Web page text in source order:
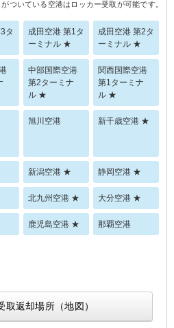
がついている空港はロッカー受取が可能です。
タ
成田空港 第1タ
ーミナル ★
成田空港 第2タ
ーミナル ★
中部国際空港
第2ターミナ
ル ★
関西国際空港
第1ターミナ
ル ★
旭川空港 新千歳空港 ★
新潟空港 ★ 静岡空港 ★
北九州空港 ★ 大分空港 ★
鹿児島空港 ★ 那覇空港
取返却場所（地図）